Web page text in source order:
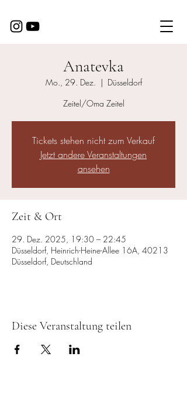
Anatevka
Mo., 29. Dez.
  |
Düsseldorf
Zeitel/Oma Zeitel
Tickets stehen nicht zum Verkauf
Jetzt andere Veranstaltungen
ansehen
Zeit & Ort
29. Dez. 2025, 19:30 – 22:45
Düsseldorf, Heinrich-Heine-Allee 16A, 40213
Düsseldorf, Deutschland
Diese Veranstaltung teilen